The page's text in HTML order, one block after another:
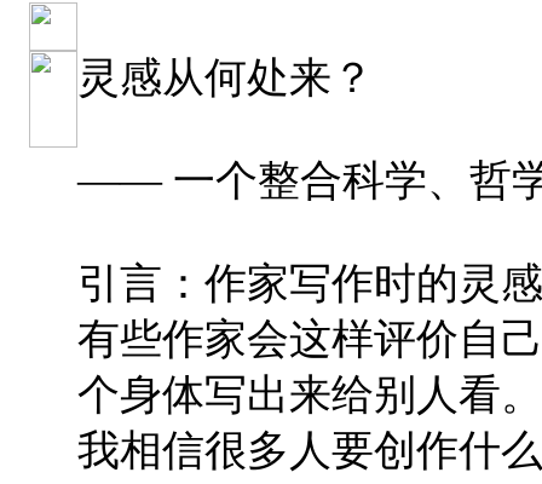
灵感从何处来？
—— 一个整合科学、哲
引言：作家写作时的灵
有些作家会这样评价自
个身体写出来给别人看。
我相信很多人要创作什